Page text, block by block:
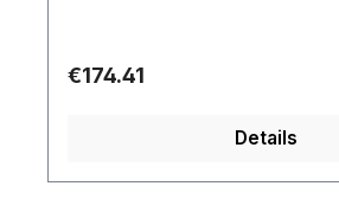
Regular price:
€174.41
Details